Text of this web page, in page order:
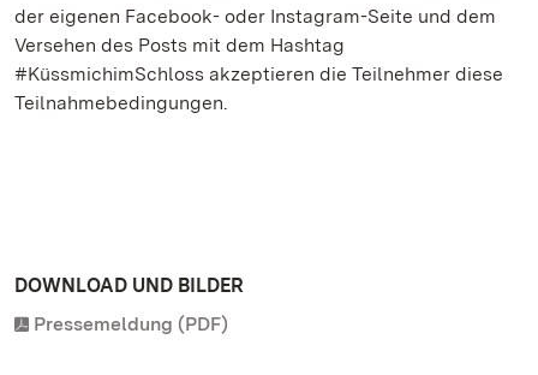
der eigenen Facebook- oder Instagram-Seite und dem
Versehen des Posts mit dem Hashtag
#KüssmichimSchloss akzeptieren die Teilnehmer diese
Teilnahmebedingungen.
DOWNLOAD UND BILDER
Pressemeldung (PDF)